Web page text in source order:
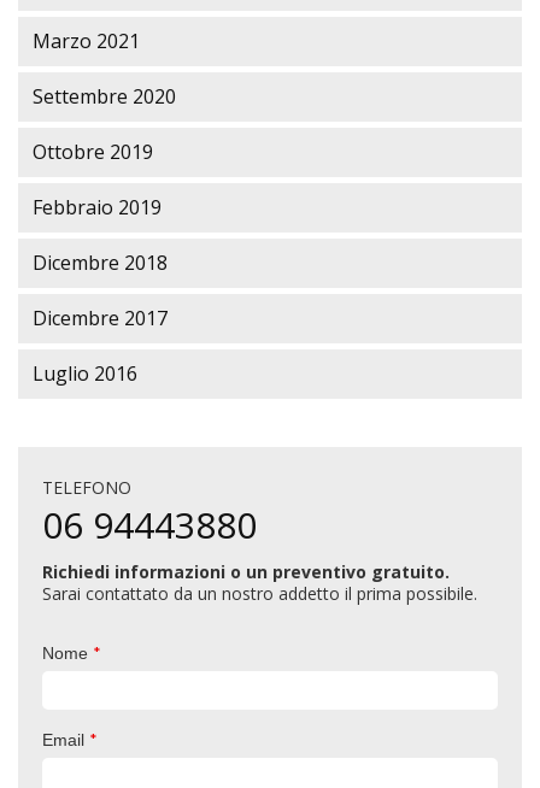
Marzo 2021
Settembre 2020
Ottobre 2019
Febbraio 2019
Dicembre 2018
Dicembre 2017
Luglio 2016
TELEFONO
06 94443880
Richiedi informazioni o un preventivo gratuito.
Sarai contattato da un nostro addetto il prima possibile.
Nome *
Email *